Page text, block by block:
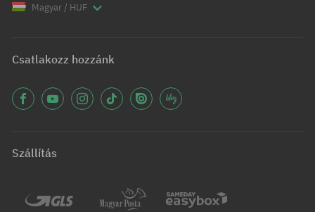
Magyar / HUF
Csatlakozz hozzánk
Szállítás